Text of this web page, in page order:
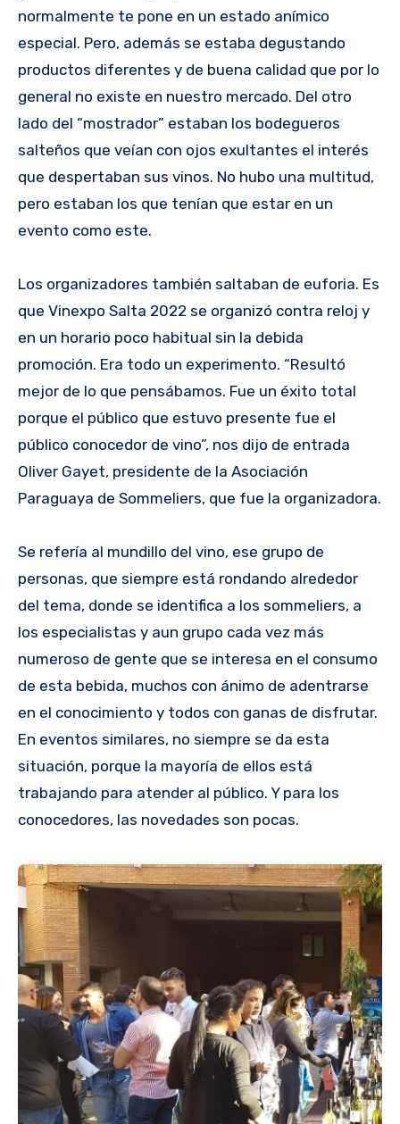
normalmente te pone en un estado anímico
especial. Pero, además se estaba degustando
productos diferentes y de buena calidad que por lo
general no existe en nuestro mercado. Del otro
lado del “mostrador” estaban los bodegueros
salteños que veían con ojos exultantes el interés
que despertaban sus vinos. No hubo una multitud,
pero estaban los que tenían que estar en un
evento como este.
Los organizadores también saltaban de euforia. Es
que Vinexpo Salta 2022 se organizó contra reloj y
en un horario poco habitual sin la debida
promoción. Era todo un experimento. “Resultó
mejor de lo que pensábamos. Fue un éxito total
porque el público que estuvo presente fue el
público conocedor de vino”, nos dijo de entrada
Oliver Gayet, presidente de la Asociación
Paraguaya de Sommeliers, que fue la organizadora.
Se refería al mundillo del vino, ese grupo de
personas, que siempre está rondando alrededor
del tema, donde se identifica a los sommeliers, a
los especialistas y aun grupo cada vez más
numeroso de gente que se interesa en el consumo
de esta bebida, muchos con ánimo de adentrarse
en el conocimiento y todos con ganas de disfrutar.
En eventos similares, no siempre se da esta
situación, porque la mayoría de ellos está
trabajando para atender al público. Y para los
conocedores, las novedades son pocas.